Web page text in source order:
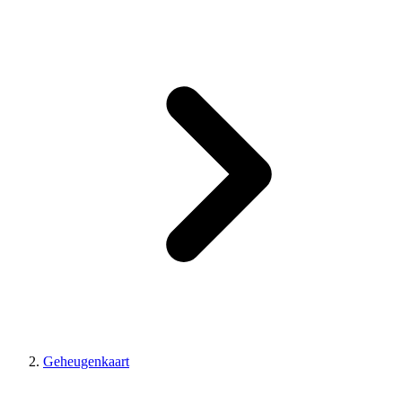
Geheugenkaart